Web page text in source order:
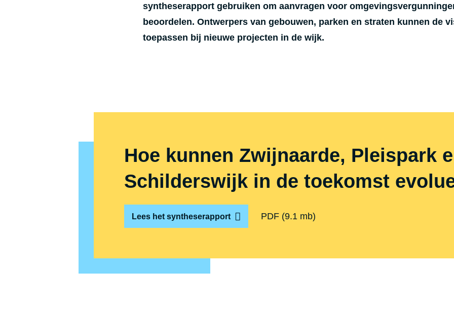
syntheserapport gebruiken om aanvragen voor
beoordelen. Ontwerpers van gebouwen, parken en straten kunnen de
toepassen bij nieuwe projecten in de wijk.
Hoe kunnen Zwijnaarde, Pleispark
Schilderswijk in de toekomst
Lees het syntheserapport PDF (9.1 mb)